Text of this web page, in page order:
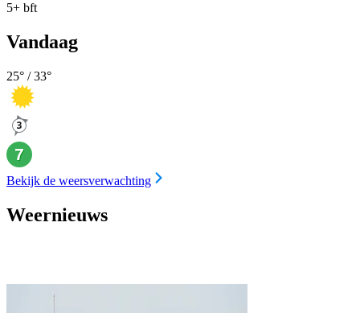
5+ bft
Vandaag
25° /33°
Bekijk de weersverwachting
Weernieuws